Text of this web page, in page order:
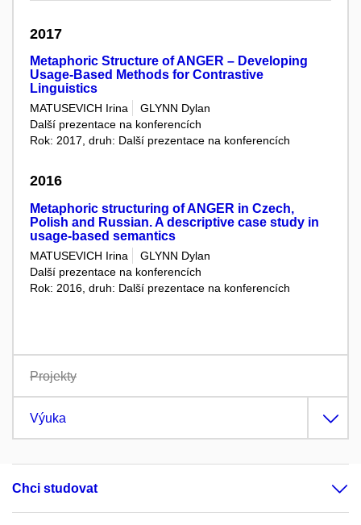
2017
Metaphoric Structure of ANGER – Developing
Usage-Based Methods for Contrastive
Linguistics
MATUSEVICH Irina
GLYNN Dylan
Další prezentace na konferencích
Rok: 2017, druh: Další prezentace na konferencích
2016
Metaphoric structuring of ANGER in Czech,
Polish and Russian. A descriptive case study in
usage-based semantics
MATUSEVICH Irina
GLYNN Dylan
Další prezentace na konferencích
Rok: 2016, druh: Další prezentace na konferencích
Projekty
Výuka
Chci studovat